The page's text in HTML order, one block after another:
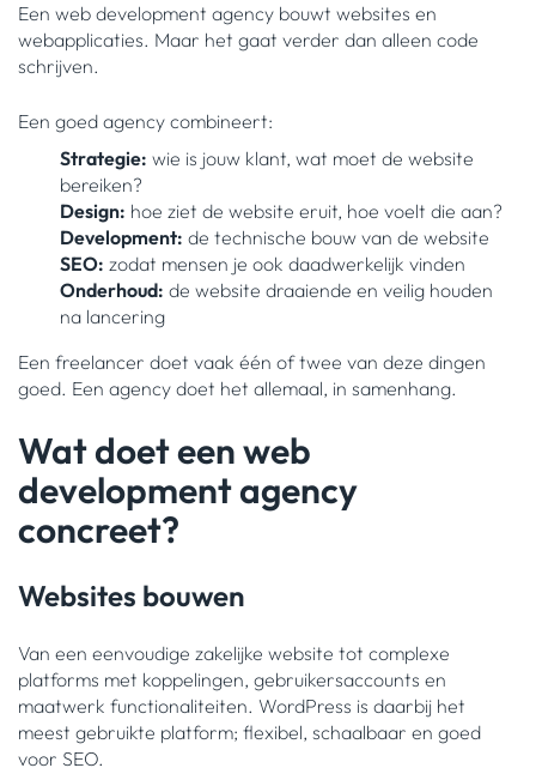
Een web development agency bouwt websites en
webapplicaties. Maar het gaat verder dan alleen code
schrijven.
Een goed agency combineert:
Strategie: wie is jouw klant, wat moet de website
bereiken?
Design: hoe ziet de website eruit, hoe voelt die aan?
Development: de technische bouw van de website
SEO: zodat mensen je ook daadwerkelijk vinden
Onderhoud: de website draaiende en veilig houden
na lancering
Een freelancer doet vaak één of twee van deze dingen
goed. Een agency doet het allemaal, in samenhang.
Wat doet een web
development agency
concreet?
Websites bouwen
Van een eenvoudige zakelijke website tot complexe
platforms met koppelingen, gebruikersaccounts en
maatwerk functionaliteiten. WordPress is daarbij het
meest gebruikte platform; flexibel, schaalbaar en goed
voor SEO.